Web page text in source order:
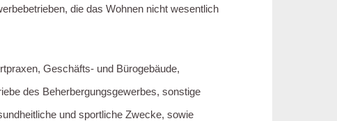
die das Wohnen nicht wesentlich
Geschäfts- und Bürogebäude,
des Beherbergungsgewerbes, sonstige
und sportliche Zwecke, sowie